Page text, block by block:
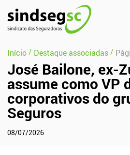
Pular Navegação (s)
Início/ Destaque associadas/
José Bailone, ex-
assume como VP
corporativos do
Seguros
08/07/2026